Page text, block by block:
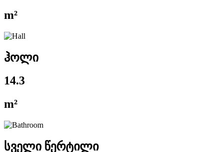
m²
ჰოლი
14.3
m²
სველი წერტილი